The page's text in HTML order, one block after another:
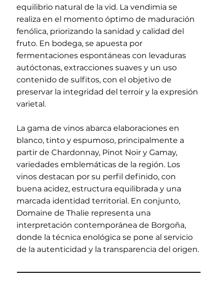
equilibrio natural de la vid. La vendimia se
realiza en el momento óptimo de maduración
fenólica, priorizando la sanidad y calidad del
fruto. En bodega, se apuesta por
fermentaciones espontáneas con levaduras
autóctonas, extracciones suaves y un uso
contenido de sulfitos, con el objetivo de
preservar la integridad del terroir y la expresión
varietal.
La gama de vinos abarca elaboraciones en
blanco, tinto y espumoso, principalmente a
partir de Chardonnay, Pinot Noir y Gamay,
variedades emblemáticas de la región. Los
vinos destacan por su perfil definido, con
buena acidez, estructura equilibrada y una
marcada identidad territorial. En conjunto,
Domaine de Thalie representa una
interpretación contemporánea de Borgoña,
donde la técnica enológica se pone al servicio
de la autenticidad y la transparencia del origen.